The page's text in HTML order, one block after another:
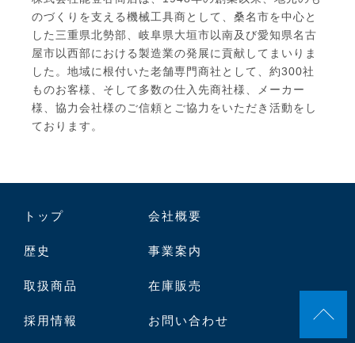
のづくりを支える機械工具商として、桑名市を中心と
した三重県北勢部、岐阜県大垣市以南及び愛知県名古
屋市以西部における製造業の発展に貢献してまいりま
した。地域に根付いた老舗専門商社として、約300社
ものお客様、そして多数の仕入先商社様、メーカー
様、協力会社様のご信頼とご協力をいただき活動をし
ております。
トップ 会社概要
歴史 事業案内
取扱商品 在庫販売
採用情報 お問い合わせ